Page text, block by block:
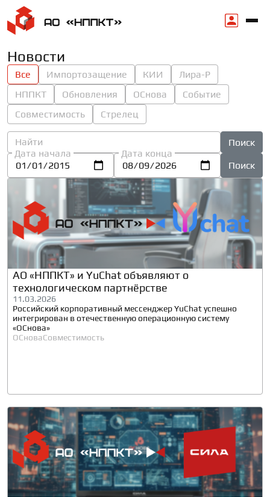
Новости
Все Импортозащение КИИ
Лира-Р
НППКТ
Обновления ОСнова
Событие
Совместимость
Стрелец
Поиск
Дата начала
Дата конца
Поиск
АО «НППКТ» и YuChat объявляют о
технологическом партнёрстве
11.03.2026
Российский корпоративный мессенджер YuChat успешно
интегрирован в отечественную операционную систему
«ОСнова»
ОСноваСовместимость